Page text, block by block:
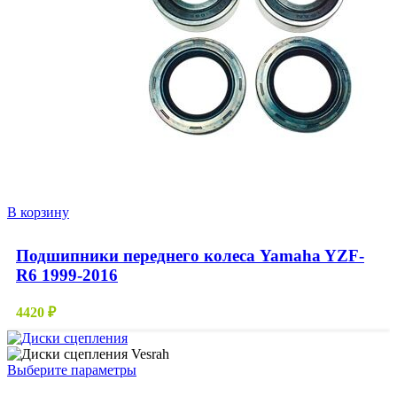
В корзину
Подшипники переднего колеса Yamaha YZF-
R6 1999-2016
4420 ₽
Выберите параметрыЭтот